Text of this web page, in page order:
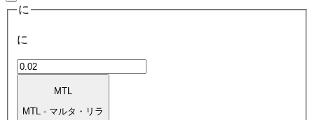
に
に
MTL
MTL - マルタ・リラ